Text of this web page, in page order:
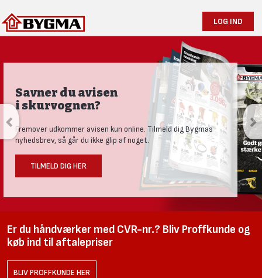
LOG IND
Savner du avisen
i skurvognen?
Fremover udkommer avisen kun online. Tilmeld dig Bygmas
nyhedsbrev, så går du ikke glip af noget.
TILMELD DIG HER
Er du håndværker med CVR-nr.? Bliv Proffkunde og
køb ind til aftalepriser
BLIV PROFFKUNDE HER